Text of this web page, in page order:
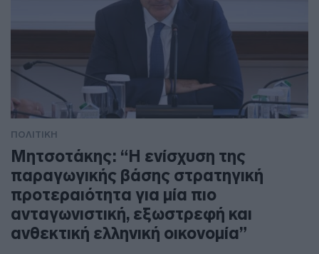
ΠΟΛΙΤΙΚΗ
Μητσοτάκης: “Η ενίσχυση της
παραγωγικής βάσης στρατηγική
προτεραιότητα για μία πιο
ανταγωνιστική, εξωστρεφή και
ανθεκτική ελληνική οικονομία”